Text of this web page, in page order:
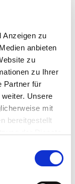
Anzeigen zu
anbieten
zu
zu Ihrer
Partner für
Unsere
mit
bereitgestellt